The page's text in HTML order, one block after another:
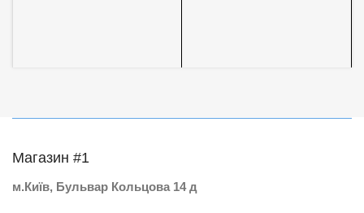
Магазин #1
м.Київ, Бульвар Кольцова 14 д